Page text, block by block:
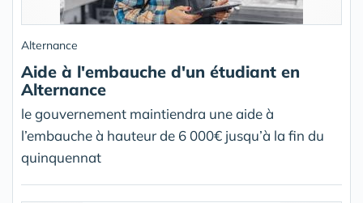
Alternance
Aide à l'embauche d'un étudiant en
Alternance
le gouvernement maintiendra une aide à
l’embauche à hauteur de 6 000€ jusqu’à la fin du
quinquennat